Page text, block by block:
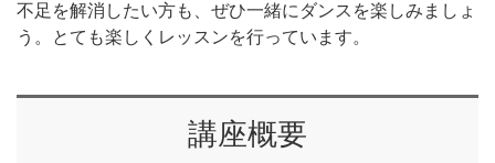
不足を解消したい方も、ぜひ一緒にダンスを楽しみましょ
う。とても楽しくレッスンを行っています。
講座概要